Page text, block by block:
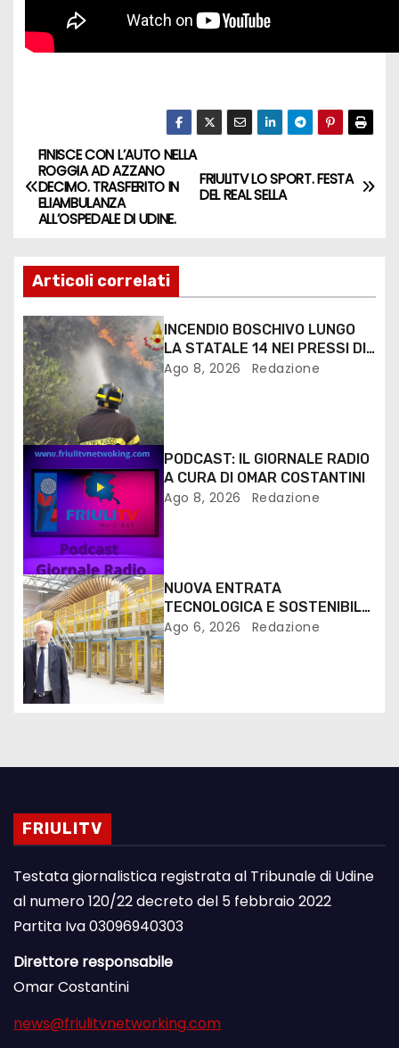
FRIULITV LO SPORT. FESTA
DEL REAL SELLA
FINISCE CON L’AUTO NELLA
ROGGIA AD AZZANO
DECIMO. TRASFERITO IN
ELIAMBULANZA
ALL’OSPEDALE DI UDINE.
Articoli correlati
INCENDIO BOSCHIVO LUNGO
LA STATALE 14 NEI PRESSI DI
MONFALCONE
Ago 8, 2026 Redazione
PODCAST: IL GIORNALE RADIO
A CURA DI OMAR COSTANTINI
Ago 8, 2026 Redazione
NUOVA ENTRATA
TECNOLOGICA E SOSTENIBILE
PER I MEZZI PESANTI ALLA
Ago 6, 2026 Redazione
FRIULITV
Testata giornalistica registrata al Tribunale di Udine
al numero 120/22 decreto del 5 febbraio 2022
Partita Iva 03096940303
Direttore responsabile
Omar Costantini
news@friulitvnetworking.com